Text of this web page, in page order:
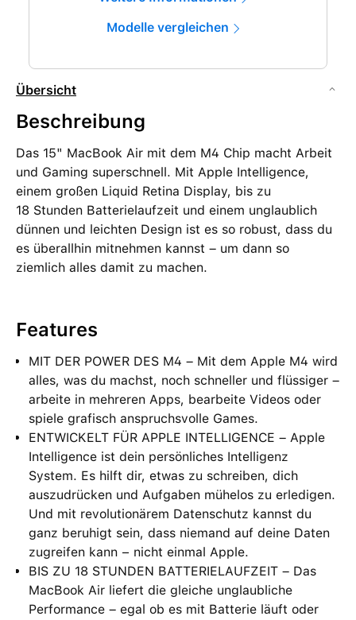
Modelle vergleichen
Übersicht
Beschreibung
Das 15" MacBook Air mit dem M4 Chip macht Arbeit
und Gaming superschnell. Mit Apple Intelligence,
einem großen Liquid Retina Display, bis zu
18 Stunden Batterielaufzeit und einem unglaublich
dünnen und leichten Design ist es so robust, dass du
es überallhin mitnehmen kannst – um dann so
ziemlich alles damit zu machen.
Features
MIT DER POWER DES M4 – Mit dem Apple M4 wird
alles, was du machst, noch schneller und flüssiger –
arbeite in mehreren Apps, bearbeite Videos oder
spiele grafisch anspruchsvolle Games.
ENTWICKELT FÜR APPLE INTELLIGENCE – Apple
Intelligence ist dein persönliches Intelligenz
System. Es hilft dir, etwas zu schreiben, dich
auszudrücken und Aufgaben mühelos zu erledigen.
Und mit revolutionärem Datenschutz kannst du
ganz beruhigt sein, dass niemand auf deine Daten
zugreifen kann − nicht einmal Apple.
BIS ZU 18 STUNDEN BATTERIELAUFZEIT – Das
MacBook Air liefert die gleiche unglaubliche
Performance – egal ob es mit Batterie läuft oder